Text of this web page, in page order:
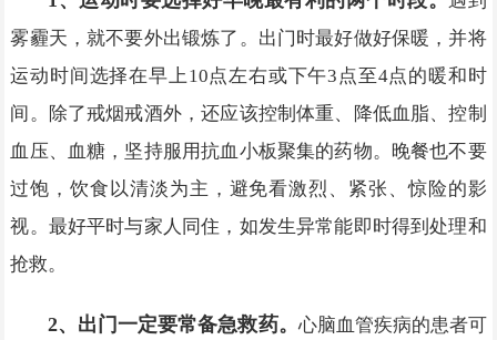
雾霾天，就不要外出锻炼了。出门时最好做好保暖，并将
运动时间选择在早上10点左右或下午3点至4点的暖和时
间。除了戒烟戒酒外，还应该控制体重、降低血脂、控制
血压、血糖，坚持服用抗血小板聚集的药物。晚餐也不要
过饱，饮食以清淡为主，避免看激烈、紧张、惊险的影
视。最好平时与家人同住，如发生异常能即时得到处理和
抢救。
2、出门一定要常备急救药。 心脑血管疾病的患者可